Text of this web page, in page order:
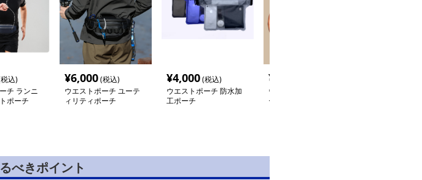
込)
チ ランニ
ポーチ
¥6,000(税込)
ウエストポーチ ユーテ
ィリティポーチ
¥4,000(税込)
ウエストポーチ 防水加
工ポーチ
¥
ウエストポーチ バリエ
ーションウエストポーチ
べきポイント